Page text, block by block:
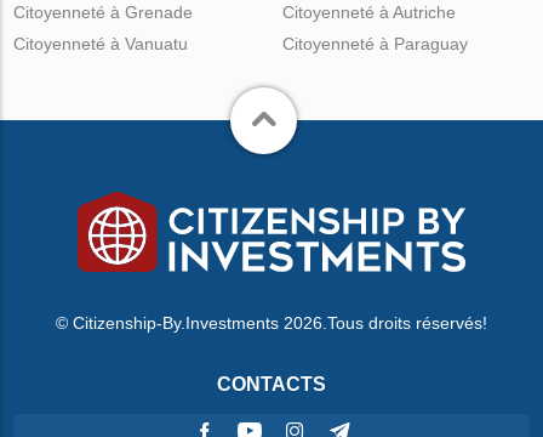
Citoyenneté à Grenade
Citoyenneté à Vanuatu
Citoyenneté à Autriche
Citoyenneté à Paraguay
© Citizenship-By.Investments 2026.Tous droits réservés!
CONTACTS